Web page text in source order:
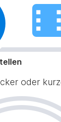
oder